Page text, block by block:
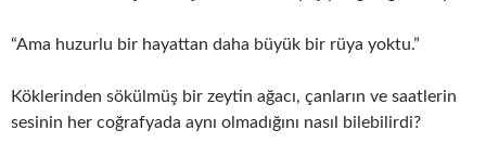
“Ama huzurlu bir hayattan daha büyük bir rüya yoktu.”
Köklerinden sökülmüş bir zeytin ağacı, çanların ve saatlerin
sesinin her coğrafyada aynı olmadığını nasıl bilebilirdi?